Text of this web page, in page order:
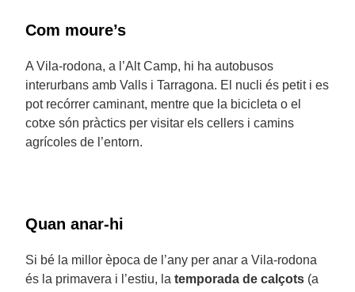
Com moure’s
A Vila-rodona, a l’Alt Camp, hi ha autobusos
interurbans amb Valls i Tarragona. El nucli és petit i es
pot recórrer caminant, mentre que la bicicleta o el
cotxe són pràctics per visitar els cellers i camins
agrícoles de l’entorn.
Quan anar-hi
Si bé la millor època de l’any per anar a Vila-rodona
és la primavera i l’estiu, la temporada de calçots (a